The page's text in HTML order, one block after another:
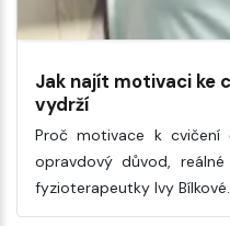
Jak najít motivaci ke
vydrží
Proč motivace k cvičení
opravdový důvod,
fyzioterapeutky Ivy Bílkové.